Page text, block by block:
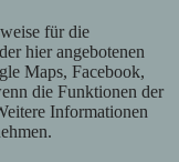
für die
hier angebotenen
Maps, Facebook,
die Funktionen der
Informationen